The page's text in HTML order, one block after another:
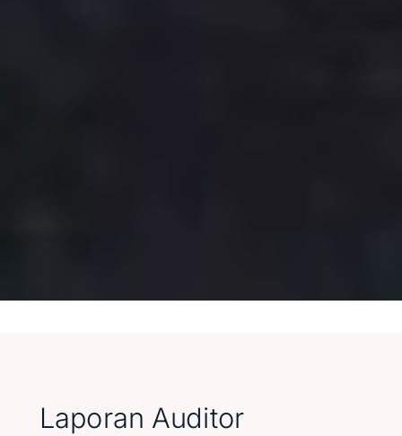
Laporan Auditor